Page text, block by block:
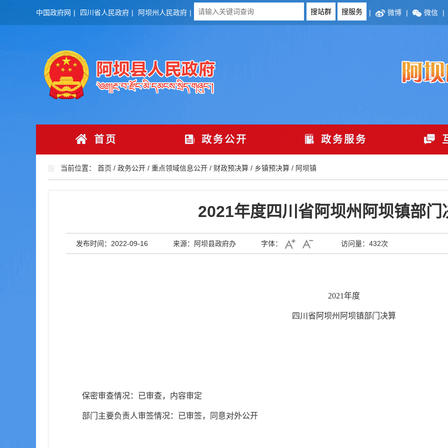
中国政府网 | 四川省人民政府 | 阿坝州人民政府 | | 微博 | 微信 |
首页 政务公开 政务服务
当前位置： 首页 / 政务公开 / 重点领域信息公开 / 财政预决算 / 乡镇预决算 / 阿坝镇
2021年度四川省阿坝州阿坝镇部门
发布时间：2022-09-16 来源：阿坝县政府办 字体： 访问量： 432次
2021年度
四川省阿坝州 阿坝镇部门决算
保密审查情况：已审查，内容审定
部门主要负责人审签情况：已审签，同意对外公开